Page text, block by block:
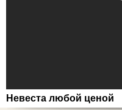
Невеста любой ценой